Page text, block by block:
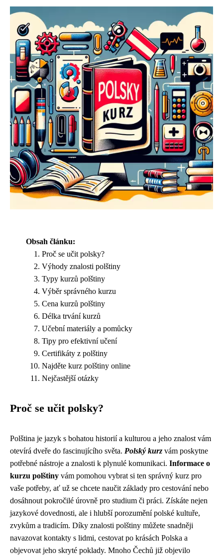
Obsah článku:
Proč se učit polsky?
Výhody znalosti polštiny
Typy kurzů polštiny
Výběr správného kurzu
Cena kurzů polštiny
Délka trvání kurzů
Učební materiály a pomůcky
Tipy pro efektivní učení
Certifikáty z polštiny
Najděte kurz polštiny online
Nejčastější otázky
Proč se učit polsky?
Polština je jazyk s bohatou historií a kulturou a jeho znalost vám
otevírá dveře do fascinujícího světa. Polský kurz vám poskytne
potřebné nástroje a znalosti k plynulé komunikaci. Informace o
kurzu polštiny vám pomohou vybrat si ten správný kurz pro
vaše potřeby, ať už se chcete naučit základy pro cestování nebo
dosáhnout pokročilé úrovně pro studium či práci. Získáte nejen
jazykové dovednosti, ale i hlubší porozumění polské kultuře,
zvykům a tradicím. Díky znalosti polštiny můžete snadněji
navazovat kontakty s lidmi, cestovat po krásách Polska a
objevovat jeho skryté poklady. Mnoho Čechů již objevilo